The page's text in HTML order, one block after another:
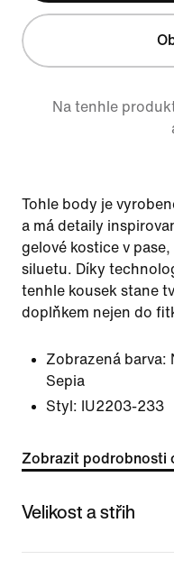
Na tenhle
Tohle body je
a má detaily
gelové kostice v
siluetu. Díky
tenhle kousek stane
doplňkem nejen do
Zobrazená barva:
Sepia
Styl: IU2203-233
Zobrazit podrobnosti
Velikost a střih